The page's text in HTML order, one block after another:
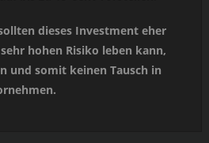
dieses Investment eher
hohen Risiko leben kann,
und somit keinen Tausch in